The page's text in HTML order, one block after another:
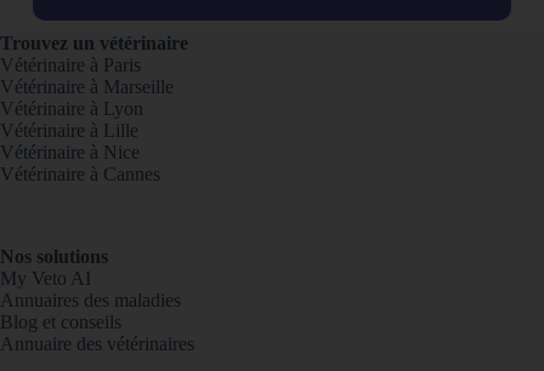
Trouvez un vétérinaire
Vétérinaire à Paris
Vétérinaire à Marseille
Vétérinaire à Lyon
Vétérinaire à Lille
Vétérinaire à Nice
Vétérinaire à Cannes
Nos solutions
My Veto AI
Annuaires des maladies
Blog et conseils
Annuaire des vétérinaires